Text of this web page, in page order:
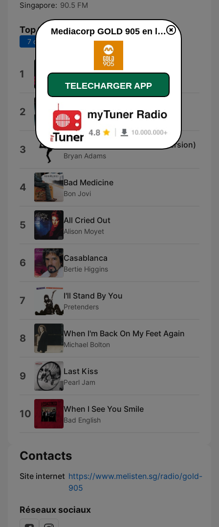
Singapore: 90.5 FM
Top titres
7 derniers jours 30 derniers jours
1 King of Wishful Thinking
2 Al Jarreau
3 Please Forgive Me (Classic Version)
Bryan Adams
4 Bad Medicine
Bon Jovi
5 All Cried Out
Alison Moyet
6 Casablanca
Bertie Higgins
7 I'll Stand By You
Pretenders
8 When I'm Back On My Feet Again
Michael Bolton
9 Last Kiss
Pearl Jam
10 When I See You Smile
Bad English
Contacts
Site internet https://www.melisten.sg/radio/gold-
905
Réseaux sociaux
Mediacorp GOLD 905 en ligne
TELECHARGER APP